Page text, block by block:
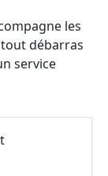
les
débarras
service